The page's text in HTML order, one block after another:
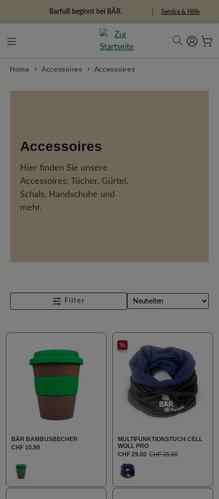
Barfuß beginnt bei BÄR. Service & Hilfe
Home Accessoires Accessoires
Accessoires
Hier finden Sie unsere
Accessoires: Tücher, Gürtel,
Schals, Handschuhe und
mehr.
Filter
BÄR BAMBUSBECHER
CHF 10.90
Farbe
635
%
MULTIFUNKTIONSTUCH CELL
WOLL PRO
CHF 29.00 CHF 35.00
Farbe
100